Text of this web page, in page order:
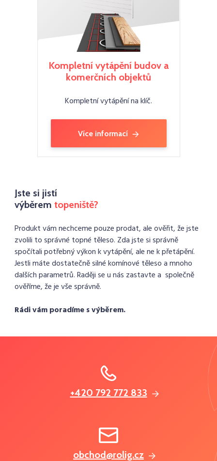
Kompletní vytápění budov a
komerčních objektů
Kompletní vytápění na klíč.
Více informací
Jste si jistí
výběrem topeniště?
Produkt vám nechceme pouze prodat, ale ověřit, že jste
zvolili to správné topné těleso. Zda jste si správně
spočítali potřebný výkon k vytápění, ale ne k přetápění.
Jestli máte dostatečně silné komínové těleso a mnoho
dalších parametrů. Raději se u nás zastavte a společně
ověříme, že je vše správně.
Rádi vám poradíme s výběrem.
+420 792 772 833
obchod@rolig.cz